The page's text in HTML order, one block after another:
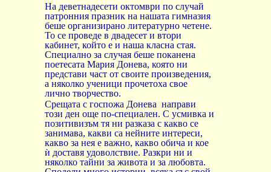
На деветнадесети октомври по случай
патронния празник на нашата гимназия
беше организирано литературно четене.
То се проведе в двадесет и втори
кабинет, който е и наша класна стая.
Специално за случая беше поканена
поетесата Мария Донева, която ни
представи част от своите произведения,
а няколко ученици прочетоха свое
лично творчество.
Срещата с госпожа Донева направи
този ден още по-специален. С усмивка и
позитивизъм тя ни разказа с какво се
занимава, какви са нейните интереси,
какво за нея е важно, какво обича и кое
ѝ доставя удоволствие. Разкри ни и
няколко тайни за живота и за любовта.